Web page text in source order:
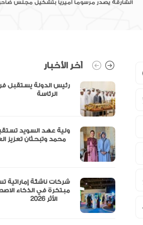
الشارقة يصدر مرسوما أميريا بتشكيل مجلس
آخر الأخبار
رئيس الدولة يستقبل
ولية عهد السويد
شركات ناشئة إماراتية
مبتكرة في الذكاء